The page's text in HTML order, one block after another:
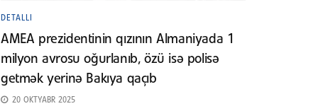
DETALLI
AMEA prezidentinin qızının Almaniyada 1
milyon avrosu oğurlanıb, özü isə polisə
getmək yerinə Bakıya qaçıb
20 OKTYABR 2025